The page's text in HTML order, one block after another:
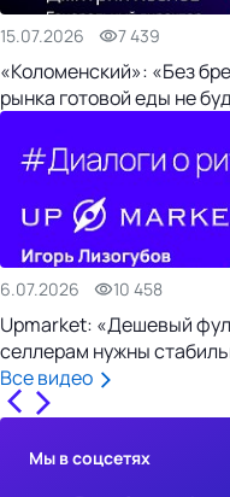
15.07.2026 7 439
«Коломенский»: «Без
рынка готовой еды не
6.07.2026 10 458
Upmarket: «Дешевый
селлерам нужны
Все видео
Мы в соцсетях